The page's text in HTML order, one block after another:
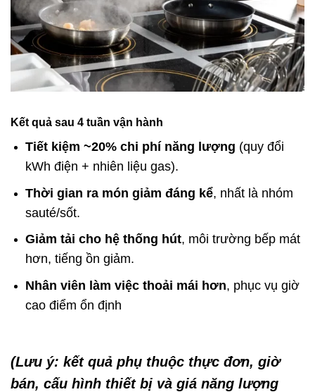
Kết quả sau 4 tuần vận hành
Tiết kiệm ~20% chi phí năng lượng (quy đổi
kWh điện + nhiên liệu gas).
Thời gian ra món giảm đáng kể, nhất là nhóm
sauté/sốt.
Giảm tải cho hệ thống hút, môi trường bếp mát
hơn, tiếng ồn giảm.
Nhân viên làm việc thoải mái hơn, phục vụ giờ
cao điểm ổn định
(Lưu ý: kết quả phụ thuộc thực đơn, giờ
bán, cấu hình thiết bị và giá năng lượng